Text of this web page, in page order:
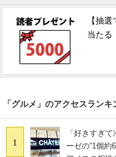
【抽
当たる
「グルメ」のアクセスランキ
1
「好きすぎ
ーゼの“1個